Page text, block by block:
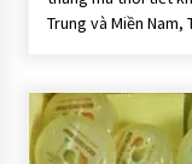
P
h
T
hi
ê
n
Trung và Miền